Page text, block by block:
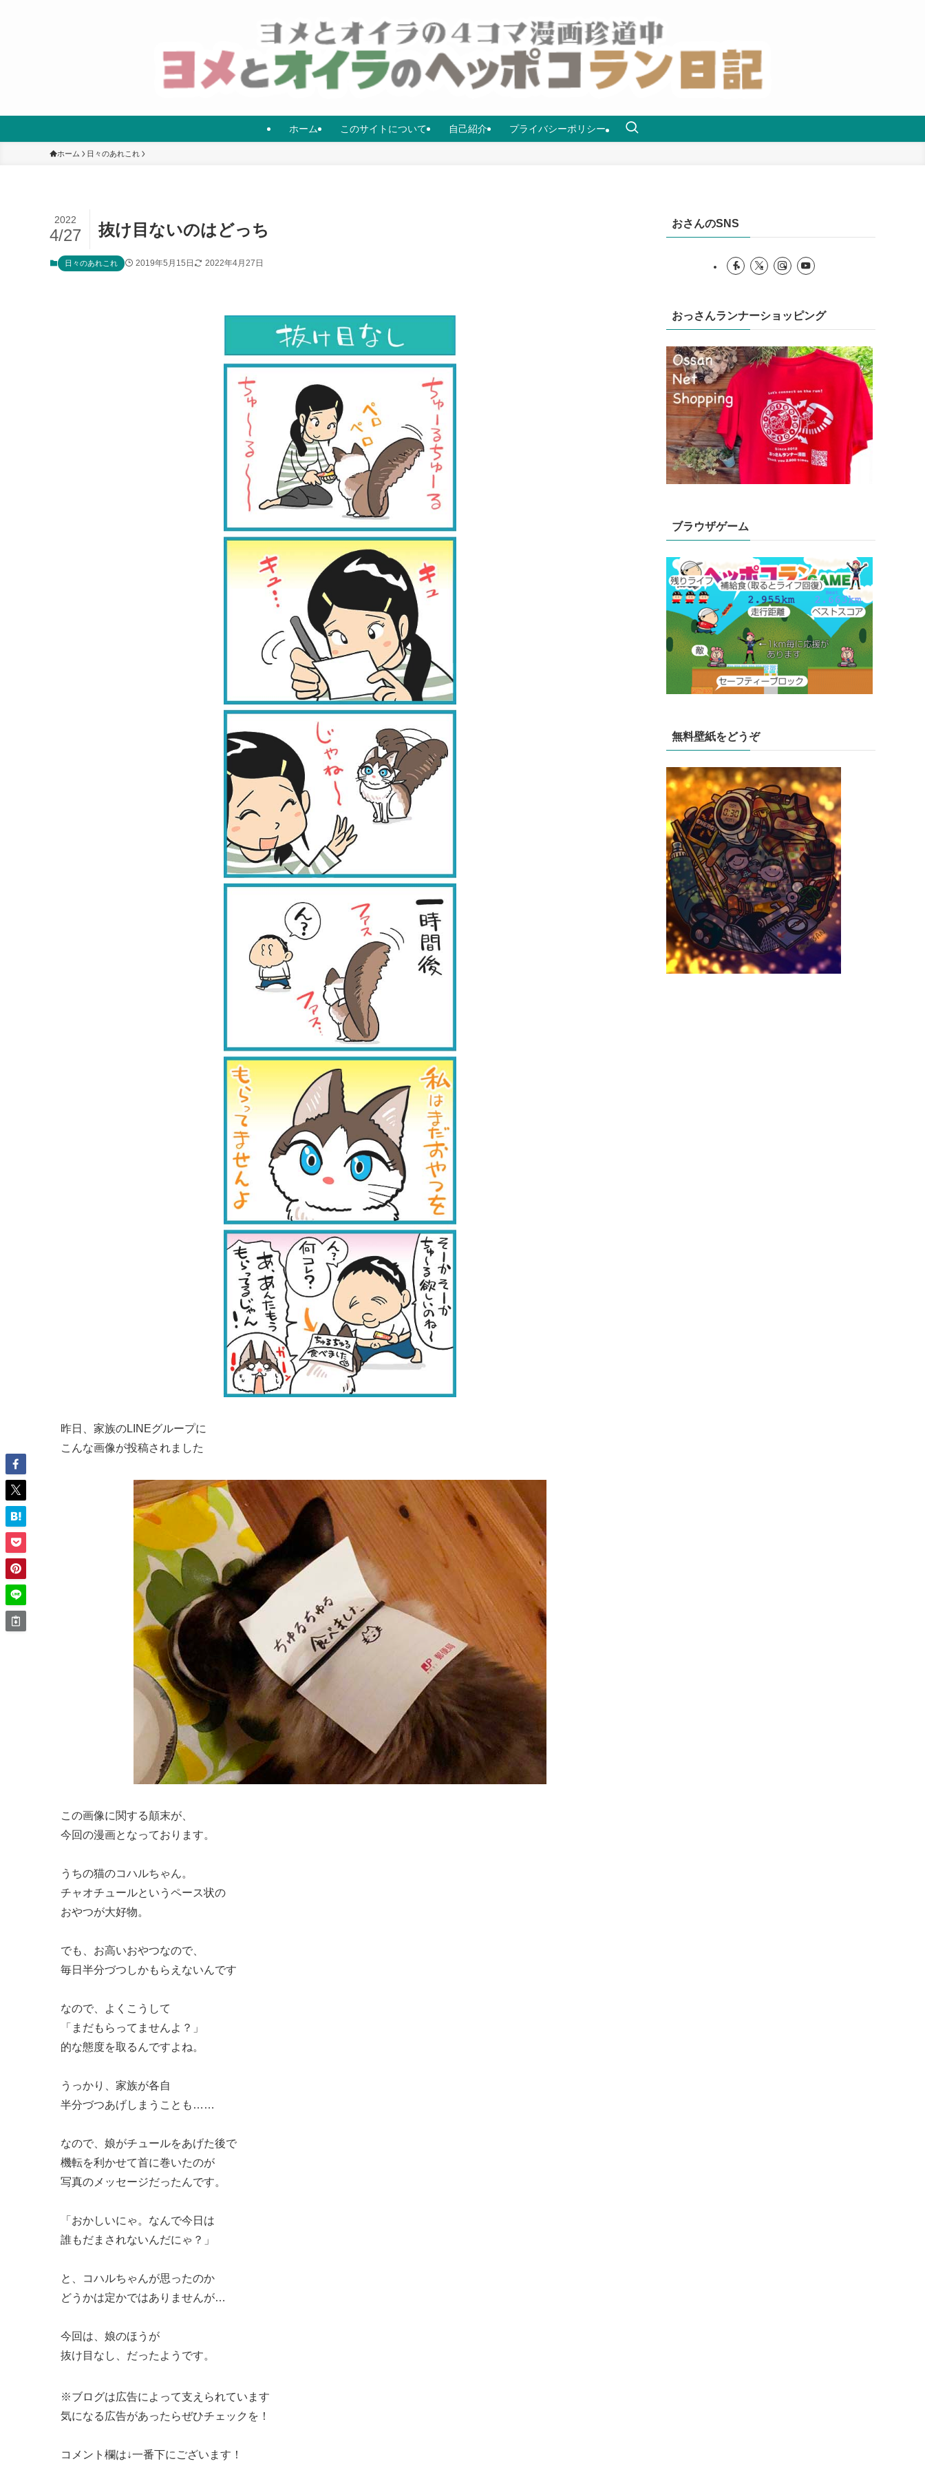
ホーム このサイトについて 自己紹介 プライバシーポリシー
ホーム 日々のあれこれ
抜け目ないのはどっち
2022
4/27
日々のあれこれ 2019年5月15日 2022年4月27日
昨日、家族のLINEグループに
こんな画像が投稿されました
この画像に関する顛末が、
今回の漫画となっております。
うちの猫のコハルちゃん。
チャオチュールというペース状の
おやつが大好物。
でも、お高いおやつなので、
毎日半分づつしかもらえないんです
なので、よくこうして
「まだもらってませんよ？」
的な態度を取るんですよね。
うっかり、家族が各自
半分づつあげしまうことも……
なので、娘がチュールをあげた後で
機転を利かせて首に巻いたのが
写真のメッセージだったんです。
「おかしいにゃ。なんで今日は
誰もだまされないんだにゃ？」
と、コハルちゃんが思ったのか
どうかは定かではありませんが…
今回は、娘のほうが
抜け目なし、だったようです。
※ブログは広告によって支えられています
気になる広告があったらぜひチェックを！
コメント欄は↓一番下にございます！
おさんのSNS
おっさんランナーショッピング
ブラウザゲーム
無料壁紙をどうぞ